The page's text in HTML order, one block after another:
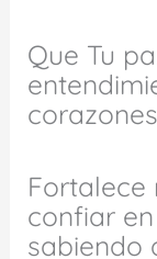
Que Tu
Fortalece
confiar
sabiendo